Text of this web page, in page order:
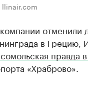
отменили
в
правда
«Храброво».